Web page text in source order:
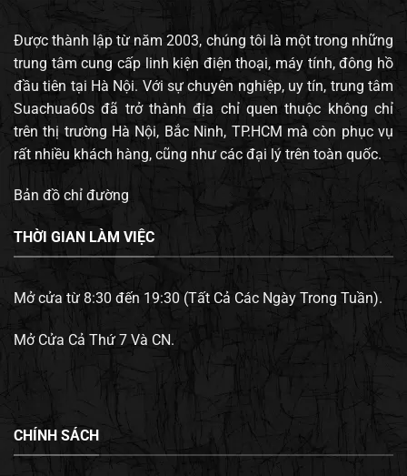
Được thành lập từ năm 2003, chúng tôi là một trong những
trung tâm cung cấp linh kiện điện thoại, máy tính, đông hồ
đầu tiên tại Hà Nội. Với sự chuyên nghiệp, uy tín, trung tâm
Suachua60s đã trở thành địa chỉ quen thuộc không chỉ
trên thị trường Hà Nội, Bắc Ninh, TP.HCM mà còn phục vụ
rất nhiều khách hàng, cũng như các đại lý trên toàn quốc.
Bản đồ chỉ đường
THỜI GIAN LÀM VIỆC
Mở cửa từ 8:30 đến 19:30 (Tất Cả Các Ngày Trong Tuần).
Mở Cửa Cả Thứ 7 Và CN.
CHÍNH SÁCH